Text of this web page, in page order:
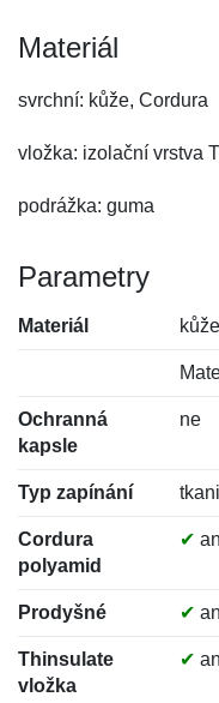
Materiál
svrchní: kůže, Cordura
vložka: izolační vrstva
podrážka: guma
Parametry
Materiál
Ochranná
kapsle
ne
Typ zapínání
Cordura
polyamid
✔
Prodyšné ✔
Thinsulate
vložka
✔